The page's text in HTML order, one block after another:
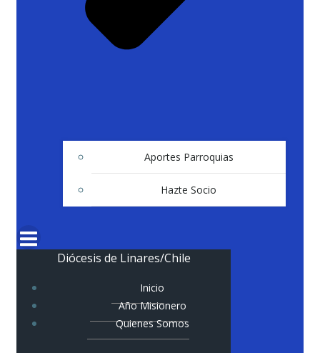
Aportes Parroquias
Hazte Socio
Diócesis de Linares/Chile
Inicio
Año Misionero
Quienes Somos